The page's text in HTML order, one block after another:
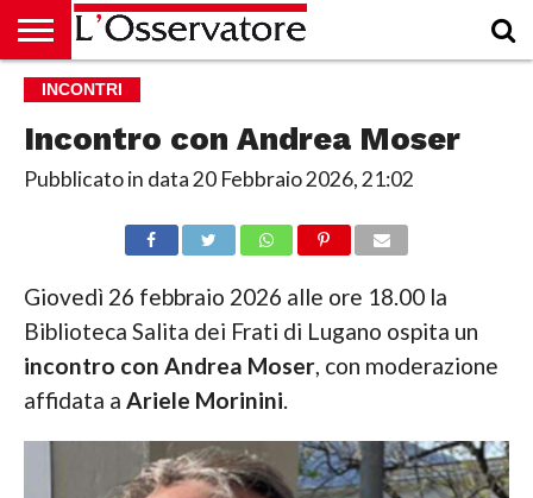
HOME
CULTURA
ECONOMIA
RUBRICHE
ARCHIVIO
PODCAST
ABBONAMENTO
CHI
ACCEDI
INCONTRI
Incontro con Andrea Moser
Pubblicato in data20 Febbraio 2026, 21:02
Giovedì 26 febbraio 2026 alle ore 18.00 la
Biblioteca Salita dei Frati di Lugano ospita un
incontro con Andrea Moser, con moderazione
affidata a Ariele Morinini.